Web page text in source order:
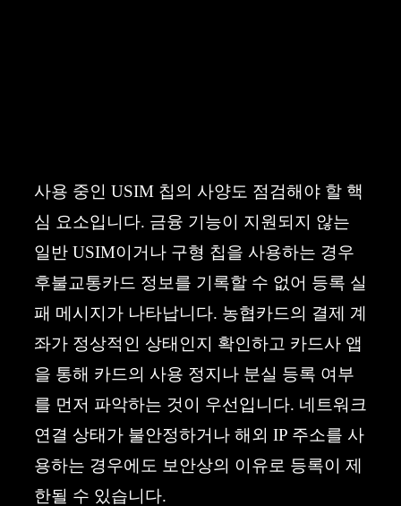
사용 중인 USIM 칩의 사양도 점검해야 할 핵
심 요소입니다. 금융 기능이 지원되지 않는
일반 USIM이거나 구형 칩을 사용하는 경우
후불교통카드 정보를 기록할 수 없어 등록 실
패 메시지가 나타납니다. 농협카드의 결제 계
좌가 정상적인 상태인지 확인하고 카드사 앱
을 통해 카드의 사용 정지나 분실 등록 여부
를 먼저 파악하는 것이 우선입니다. 네트워크
연결 상태가 불안정하거나 해외 IP 주소를 사
용하는 경우에도 보안상의 이유로 등록이 제
한될 수 있습니다.